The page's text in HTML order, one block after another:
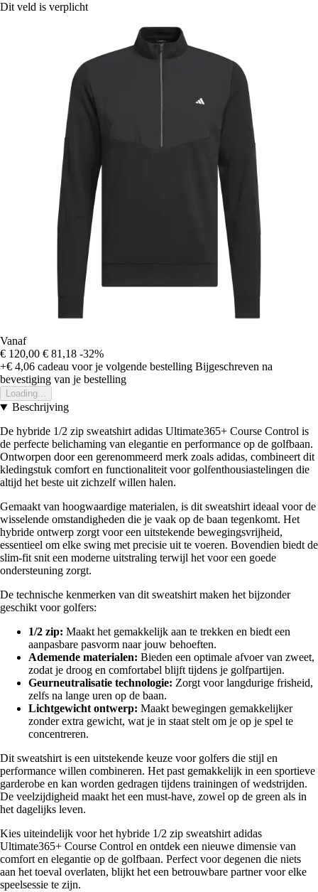
Dit veld is verplicht
Vanaf
€ 120,00 € 81,18 -32%
+€ 4,06 cadeau voor je volgende bestelling Bijgeschreven na
bevestiging van je bestelling
Loading...
Beschrijving
De hybride 1/2 zip sweatshirt adidas Ultimate365+ Course Control is
de perfecte belichaming van elegantie en performance op de golfbaan.
Ontworpen door een gerenommeerd merk zoals adidas, combineert dit
kledingstuk comfort en functionaliteit voor golfenthousiastelingen die
altijd het beste uit zichzelf willen halen.
Gemaakt van hoogwaardige materialen, is dit sweatshirt ideaal voor de
wisselende omstandigheden die je vaak op de baan tegenkomt. Het
hybride ontwerp zorgt voor een uitstekende bewegingsvrijheid,
essentieel om elke swing met precisie uit te voeren. Bovendien biedt de
slim-fit snit een moderne uitstraling terwijl het voor een goede
ondersteuning zorgt.
De technische kenmerken van dit sweatshirt maken het bijzonder
geschikt voor golfers:
1/2 zip: Maakt het gemakkelijk aan te trekken en biedt een
aanpasbare pasvorm naar jouw behoeften.
Ademende materialen: Bieden een optimale afvoer van zweet,
zodat je droog en comfortabel blijft tijdens je golfpartijen.
Geurneutralisatie technologie: Zorgt voor langdurige frisheid,
zelfs na lange uren op de baan.
Lichtgewicht ontwerp: Maakt bewegingen gemakkelijker
zonder extra gewicht, wat je in staat stelt om je op je spel te
concentreren.
Dit sweatshirt is een uitstekende keuze voor golfers die stijl en
performance willen combineren. Het past gemakkelijk in een sportieve
garderobe en kan worden gedragen tijdens trainingen of wedstrijden.
De veelzijdigheid maakt het een must-have, zowel op de green als in
het dagelijks leven.
Kies uiteindelijk voor het hybride 1/2 zip sweatshirt adidas
Ultimate365+ Course Control en ontdek een nieuwe dimensie van
comfort en elegantie op de golfbaan. Perfect voor degenen die niets
aan het toeval overlaten, blijkt het een betrouwbare partner voor elke
speelsessie te zijn.